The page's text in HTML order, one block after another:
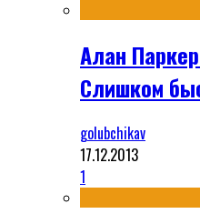
Алан
Слишком
golubchikav
17.12.2013
1